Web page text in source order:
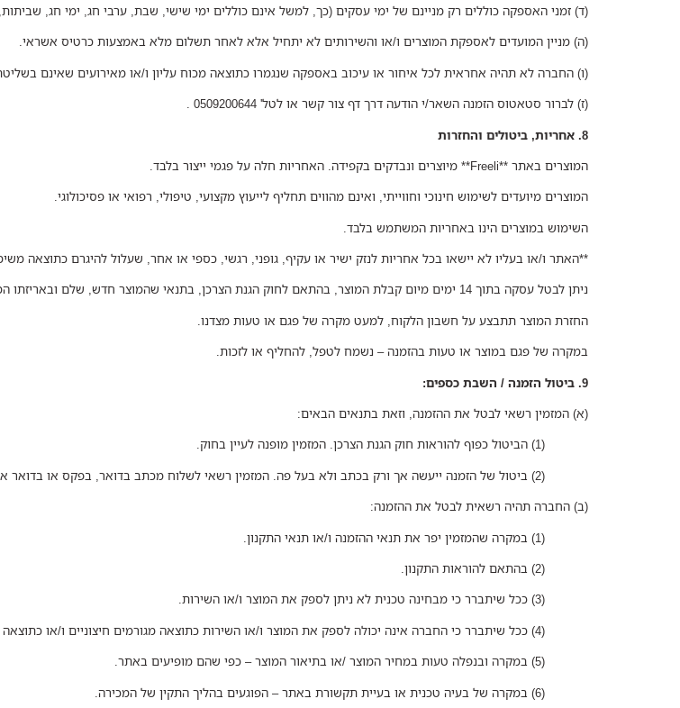
(ד) זמני האספקה כוללים רק מניינם של ימי עסקים (כך, למשל אינם כוללים ימי שישי, שבת, ערבי חג, ימי חג,
(ה) מניין המועדים לאספקת המוצרים ו/או והשירותים לא יתחיל אלא לאחר תשלום מלא באמצעות כרטיס אשראי.
(ו) החברה לא תהיה אחראית לכל איחור או עיכוב באספקה שנגמרו כתוצאה מכוח עליון ו/או מאירועים שאינם
(ז) לברור סטאטוס הזמנה השאר/י הודעה דרך דף צור קשר או לטל' 0509200644 .
8. אחריות, ביטולים והחזרות
המוצרים באתר **Freeli** מיוצרים ונבדקים בקפידה. האחריות חלה על פגמי ייצור בלבד.
המוצרים מיועדים לשימוש חינוכי וחווייתי, ואינם מהווים תחליף לייעוץ מקצועי, טיפולי, רפואי או פסיכולוגי.
השימוש במוצרים הינו באחריות המשתמש בלבד.
**האתר ו/או בעליו לא יישאו בכל אחריות לנזק ישיר או עקיף, גופני, רגשי, כספי או אחר, שעלול להיגרם כתוצאה
ניתן לבטל עסקה בתוך 14 ימים מיום קבלת המוצר, בהתאם לחוק הגנת הצרכן, בתנאי שהמוצר חדש, שלם ובאריזתו המקורית.
החזרת המוצר תתבצע על חשבון הלקוח, למעט מקרה של פגם או טעות מצדנו.
במקרה של פגם במוצר או טעות בהזמנה – נשמח לטפל, להחליף או לזכות.
9. ביטול הזמנה / השבת כספים:
(א) המזמין רשאי לבטל את ההזמנה, וזאת בתנאים הבאים:
(1) הביטול כפוף להוראות חוק הגנת הצרכן. המזמין מופנה לעיין בחוק.
(2) ביטול של הזמנה ייעשה אך ורק בכתב ולא בעל פה. המזמין רשאי לשלוח מכתב בדואר, בפקס או בדואר אלקטרוני וחייב להתקשר למחלקת שירות הלקוחות כדי לוודא שהמכתב התקבל.
(ב) החברה תהיה רשאית לבטל את ההזמנה:
(1) במקרה שהמזמין יפר את תנאי ההזמנה ו/או תנאי התקנון.
(2) בהתאם להוראות התקנון.
(3) ככל שיתברר כי מבחינה טכנית לא ניתן לספק את המוצר ו/או השירות.
(4) ככל שיתברר כי החברה אינה יכולה לספק את המוצר ו/או השירות כתוצאה מגורמים חיצוניים ו/או כתוצאה מכוח עליון.
(5) במקרה ובנפלה טעות במחיר המוצר /או בתיאור המוצר – כפי שהם מופיעים באתר.
(6) במקרה של בעיה טכנית או בעיית תקשורת באתר – הפוגעים בהליך התקין של המכירה.